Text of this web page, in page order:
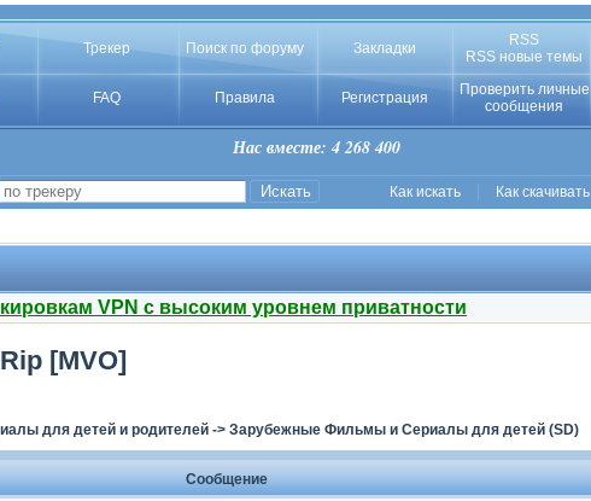
Трекер Поиск по форуму Закладки
RSS
RSS новые темы
FAQ Правила Регистрация
Проверить личные
сообщения
Нас вместе: 4 268 400
Как искать Как скачивать
VPN с высоким уровнем приватности
[MVO]
для детей и родителей-> Зарубежные Фильмы и Сериалы для детей (SD)
Сообщение